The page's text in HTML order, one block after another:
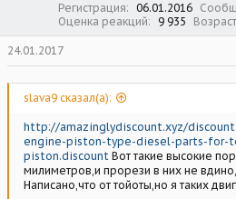
Регистрация 06.01.2016
Оценка реакций
9 935 Возраст
24.01.2017
slava9 сказал(а):
http://amazinglydiscount.xyz/
engine-piston-type-diesel-parts-for-
piston.discount Вот такие высокие
милиметров,и прорези в них не
Написано,что от тойоты,но я таких